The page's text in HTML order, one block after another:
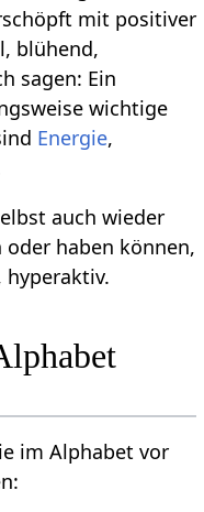
mit positiver
blühend,
sagen: Ein
wichtige
Energie,
auch wieder
haben können,
im Alphabet vor